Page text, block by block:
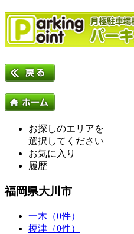
お探しのエリアを
選択してください
お気に入り
履歴
福岡県大川市
一木（0件）
榎津（0件）